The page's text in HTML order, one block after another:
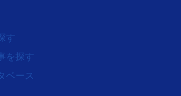
す
を探す
ベース